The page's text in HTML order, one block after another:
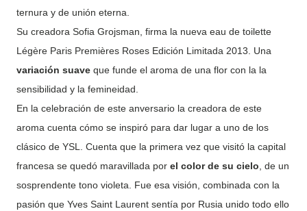
ternura y de unión eterna.
Su creadora Sofia Grojsman, firma la nueva eau de toilette
Légère Paris Premières Roses Edición Limitada 2013. Una
variación suave que funde el aroma de una flor con la la
sensibilidad y la femineidad.
En la celebración de este anversario la creadora de este
aroma cuenta cómo se inspiró para dar lugar a uno de los
clásico de YSL. Cuenta que la primera vez que visitó la capital
francesa se quedó maravillada por el color de su cielo, de un
sosprendente tono violeta. Fue esa visión, combinada con la
pasión que Yves Saint Laurent sentía por Rusia unido todo ello